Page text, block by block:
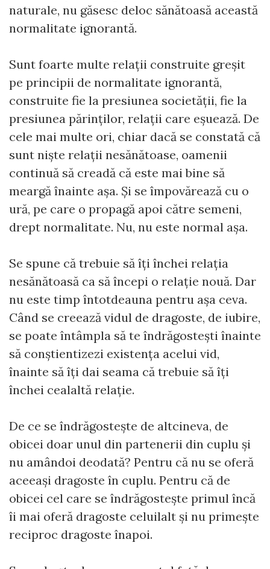
naturale, nu găsesc deloc sănătoasă această
normalitate ignorantă.
Sunt foarte multe relații construite greșit
pe principii de normalitate ignorantă,
construite fie la presiunea societății, fie la
presiunea părinților, relații care eșuează. De
cele mai multe ori, chiar dacă se constată că
sunt niște relații nesănătoase, oamenii
continuă să creadă că este mai bine să
meargă înainte așa. Și se împovărează cu o
ură, pe care o propagă apoi către semeni,
drept normalitate. Nu, nu este normal așa.
Se spune că trebuie să îți închei relația
nesănătoasă ca să începi o relație nouă. Dar
nu este timp întotdeauna pentru așa ceva.
Când se creează vidul de dragoste, de iubire,
se poate întâmpla să te îndrăgostești înainte
să conștientizezi existența acelui vid,
înainte să îți dai seama că trebuie să îți
închei cealaltă relație.
De ce se îndrăgostește de altcineva, de
obicei doar unul din partenerii din cuplu și
nu amândoi deodată? Pentru că nu se oferă
aceeași dragoste în cuplu. Pentru că de
obicei cel care se îndrăgostește primul încă
îi mai oferă dragoste celuilalt și nu primește
reciproc dragoste înapoi.